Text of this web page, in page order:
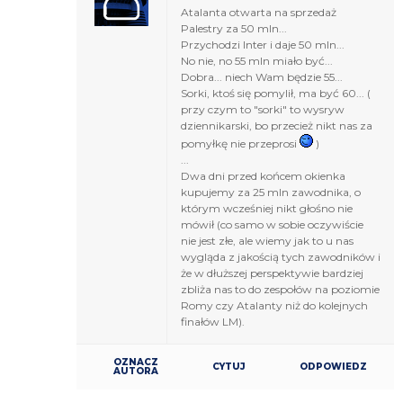
Atalanta otwarta na sprzedaż
Palestry za 50 mln...
Przychodzi Inter i daje 50 mln...
No nie, no 55 mln miało być...
Dobra... niech Wam będzie 55...
Sorki, ktoś się pomylił, ma być 60... (
przy czym to "sorki" to wysryw
dziennikarski, bo przecież nikt nas za
pomyłkę nie przeprosi
)
Dwa dni przed końcem okienka
kupujemy za 25 mln zawodnika, o
którym wcześniej nikt głośno nie
mówił (co samo w sobie oczywiście
nie jest złe, ale wiemy jak to u nas
wygląda z jakością tych zawodników i
że w dłuższej perspektywie bardziej
zbliża nas to do zespołów na poziomie
Romy czy Atalanty niż do kolejnych
finałów LM).
OZNACZ
AUTORA CYTUJ ODPOWIEDZ